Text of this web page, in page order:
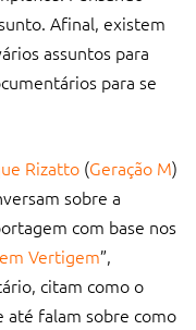
Afinal, existem
assuntos para
para se
Rizatto (Geração M)
sobre a
com base nos
Vertigem”,
citam como o
até falam sobre como